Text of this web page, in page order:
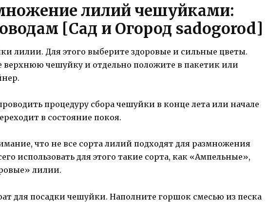
лилий чешуйками:
[Сад и Огород sadogorod]
лилии. Для этого выберите здоровые и сильные цветы.
верхнюю чешуйку и отдельно положите в пакетик или
процедуру сбора чешуйки в конце лета или начале
в состояние покоя.
что не все сорта лилий подходят для размножения
использовать для этого такие сорта, как «Ампельные»,
лилии.
для посадки чешуйки. Наполните горшок смесью из песка